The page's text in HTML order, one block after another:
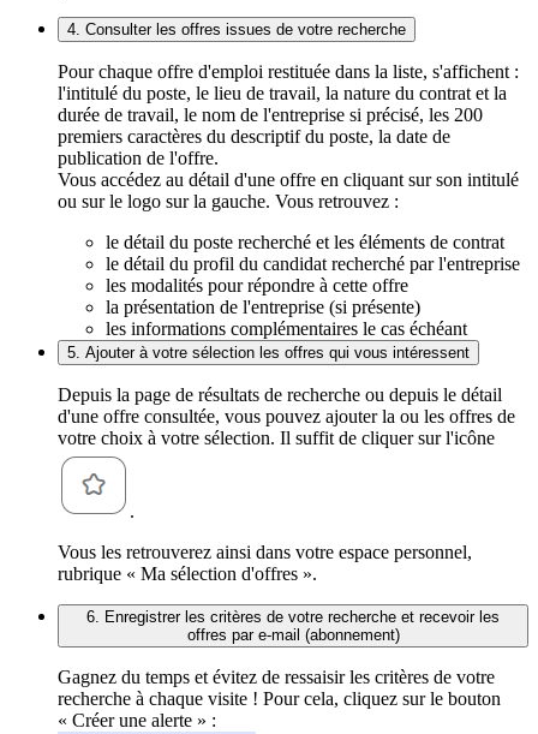
4. Consulter les offres issues de votre recherche
Pour chaque offre d'emploi restituée dans la liste, s'affichent :
l'intitulé du poste, le lieu de travail, la nature du contrat et la
durée de travail, le nom de l'entreprise si précisé, les 200
premiers caractères du descriptif du poste, la date de
publication de l'offre.
Vous accédez au détail d'une offre en cliquant sur son intitulé
ou sur le logo sur la gauche. Vous retrouvez :
le détail du poste recherché et les éléments de contrat
le détail du profil du candidat recherché par l'entreprise
les modalités pour répondre à cette offre
la présentation de l'entreprise (si présente)
les informations complémentaires le cas échéant
5. Ajouter à votre sélection les offres qui vous intéressent
Depuis la page de résultats de recherche ou depuis le détail
d'une offre consultée, vous pouvez ajouter la ou les offres de
votre choix à votre sélection. Il suffit de cliquer sur l'icône
.
Vous les retrouverez ainsi dans votre espace personnel,
rubrique « Ma sélection d'offres ».
6. Enregistrer les critères de votre recherche et recevoir les
offres par e-mail (abonnement)
Gagnez du temps et évitez de ressaisir les critères de votre
recherche à chaque visite ! Pour cela, cliquez sur le bouton
« Créer une alerte » :